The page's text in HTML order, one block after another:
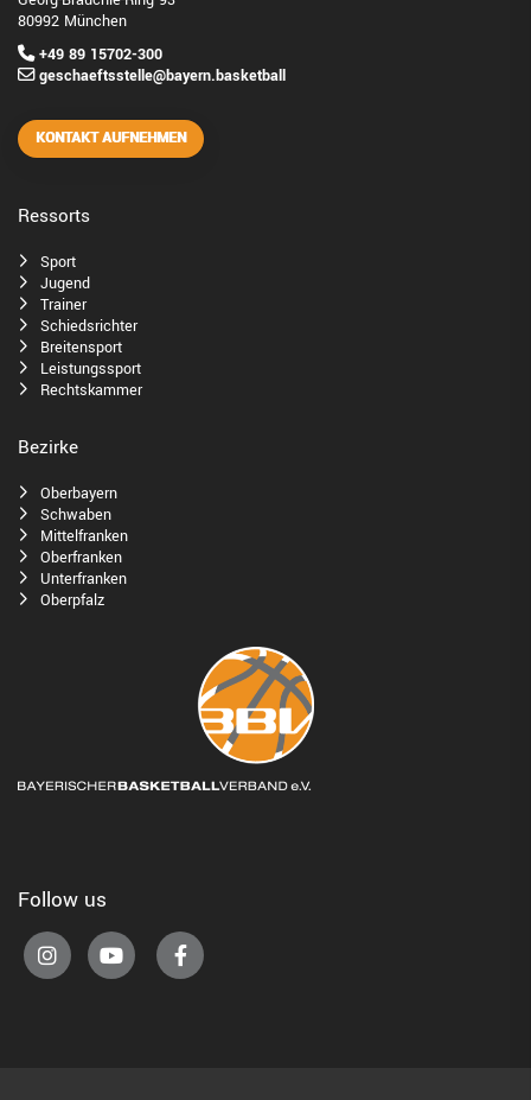
80992 München
+49 89 15702-300
geschaeftsstelle@bayern.basketball
KONTAKT AUFNEHMEN
Ressorts
Sport
Jugend
Trainer
Schiedsrichter
Breitensport
Leistungssport
Rechtskammer
Bezirke
Oberbayern
Schwaben
Mittelfranken
Oberfranken
Unterfranken
Oberpfalz
Follow us